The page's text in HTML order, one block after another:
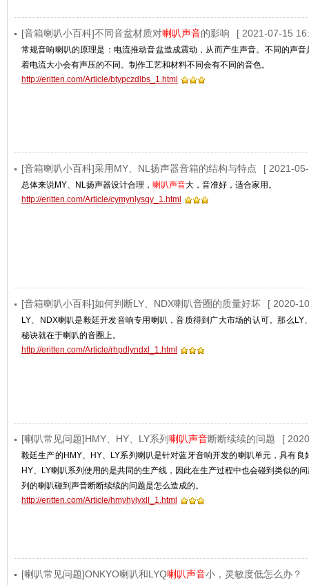
[音箱喇叭小百科]不同音盆材质对喇叭声音的影响 [ 2021-07-15
常规音响喇叭的原理是：电流推动音盆造成震动，从而产生声音。不同的声
着电流大小会有声压的不同。制作工艺和材料不同会有不同的音色。
http://eritten.com/Article/btypczdlbs_1.html
[音箱喇叭小百科]采用MY、NL扬声器音箱的结构与特点 [ 2021-
总体来说MY、NL扬声器设计合理， 喇叭声音大，音准好，适合家用。
http://eritten.com/Article/cymynlysqy_1.html
[音箱喇叭小百科]如何判断LY、NDX喇叭音圈的质量好坏 [ 2020-
LY、NDX喇叭是毅廷开发音响专用喇叭，音质得到广大市场的认可。那么LY
秘诀就在于喇叭的音圈上。
http://eritten.com/Article/rhpdlyndxl_1.html
[喇叭常见问题]HMY、HY、LY系列喇叭声音断断续续的问题 [
毅廷生产的HMY、HY、LY系列喇叭是针对蓝牙音响开发的喇叭单元，具有
HY、LY喇叭系列使用的是共同的生产线，因此在生产过程中也会碰到类似的
列的喇叭碰到声音断断续续的问题是怎么造成的。
http://eritten.com/Article/hmyhylyxll_1.html
[喇叭常见问题]ONKYO喇叭和LYQ喇叭声音小，灵敏度低怎么办？